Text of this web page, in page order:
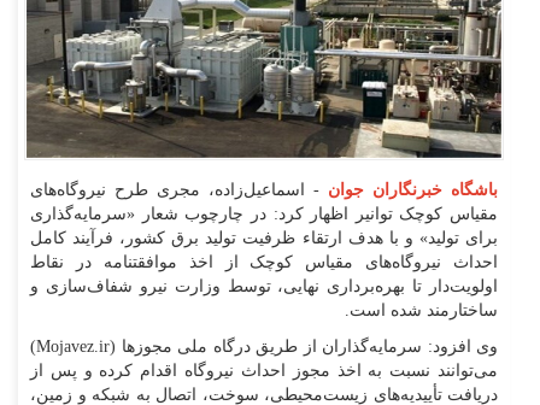
باشگاه خبرنگاران جوان - اسماعیل‌زاده، مجری طرح نیروگاه‌های
مقیاس کوچک توانیر اظهار کرد: در چارچوب شعار «سرمایه‌گذاری
برای تولید» و با هدف ارتقاء ظرفیت تولید برق کشور، فرآیند کامل
احداث نیروگاه‌های مقیاس کوچک از اخذ موافقتنامه در نقاط
اولویت‌دار تا بهره‌برداری نهایی، توسط وزارت نیرو شفاف‌سازی و
ساختارمند شده است.
وی افزود: سرمایه‌گذاران از طریق درگاه ملی مجوز‌ها (Mojavez.ir)
می‌توانند نسبت به اخذ مجوز احداث نیروگاه اقدام کرده و پس از
دریافت تأییدیه‌های زیست‌محیطی، سوخت، اتصال به شبکه و زمین،